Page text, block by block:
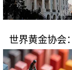
世界黄金协会